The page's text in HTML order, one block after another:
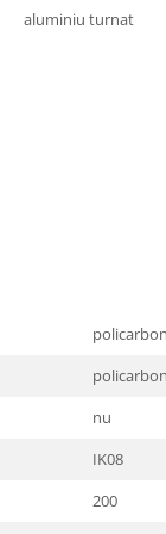
aluminiu turnat
nu
IK08
200